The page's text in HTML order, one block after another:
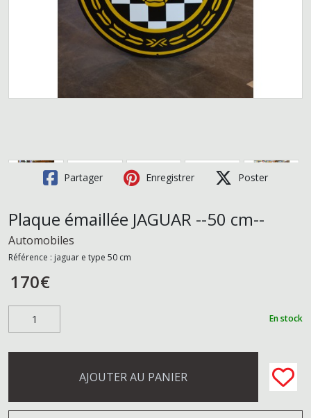
Partager Enregistrer Poster
Plaque émaillée JAGUAR --50 cm--
Automobiles
Référence : jaguar e type 50 cm
170€
En stock
AJOUTER AU PANIER